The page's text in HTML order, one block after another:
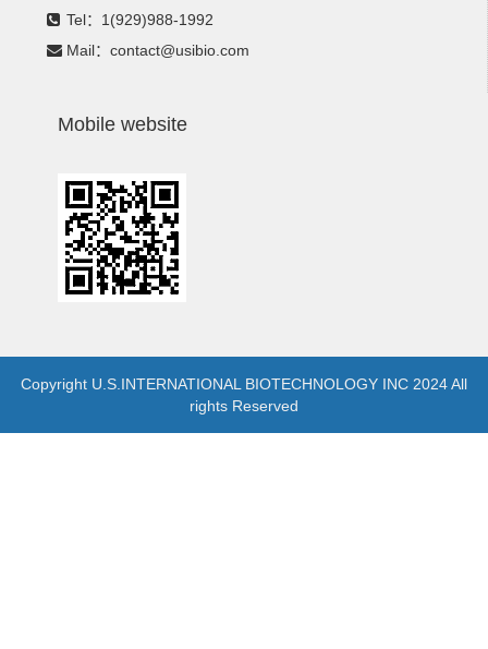
Tel：1(929)988-1992
Mail：contact@usibio.com
Mobile website
Copyright U.S.INTERNATIONAL BIOTECHNOLOGY INC 2024 All
rights Reserved